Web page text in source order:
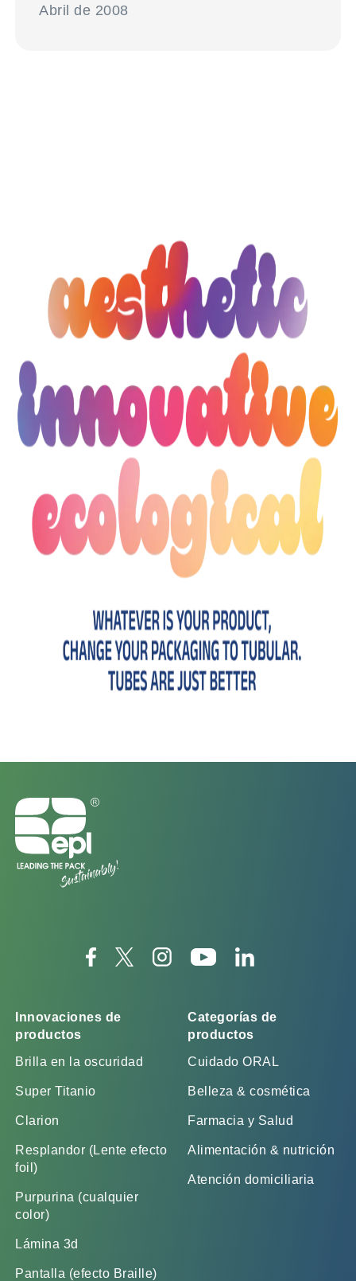
Abril de 2008
Innovaciones de
productos
Brilla en la oscuridad
Super Titanio
Clarion
Resplandor (Lente efecto
foil)
Purpurina (cualquier
color)
Lámina 3d
Pantalla (efecto Braille)
Categorías de
productos
Cuidado ORAL
Belleza & cosmética
Farmacia y Salud
Alimentación & nutrición
Atención domiciliaria